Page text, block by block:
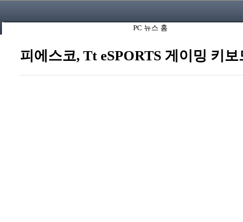
PC 뉴스 홈
피에스코, Tt eSPORTS 게이밍 키보